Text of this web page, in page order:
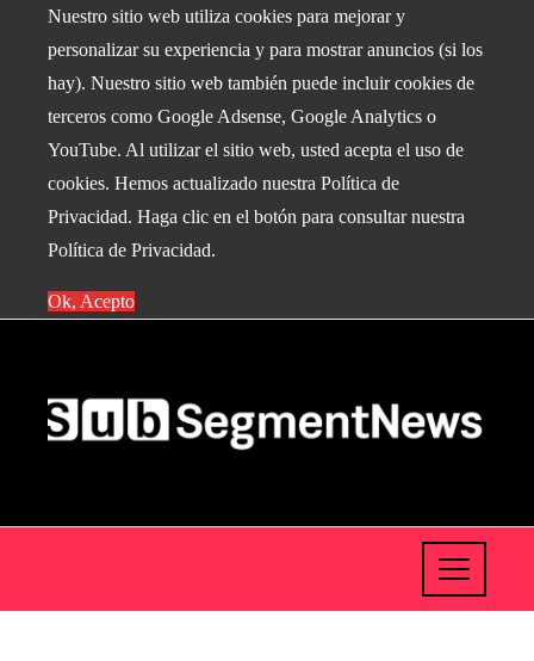
Nuestro sitio web utiliza cookies para mejorar y
personalizar su experiencia y para mostrar anuncios (si los
hay). Nuestro sitio web también puede incluir cookies de
terceros como Google Adsense, Google Analytics o
YouTube. Al utilizar el sitio web, usted acepta el uso de
cookies. Hemos actualizado nuestra Política de
Privacidad. Haga clic en el botón para consultar nuestra
Política de Privacidad.
Ok, Acepto